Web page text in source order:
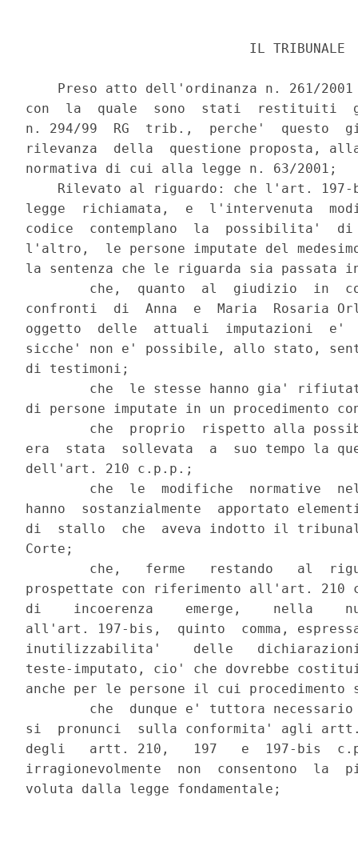
                            IL TRIBUNALE
Preso atto dell'ordinanza n. 261/
con  la  quale  sono  stati  restituiti
n. 294/99  RG  trib.,  perche'  questo
rilevanza  della  questione proposta,
normativa di cui alla legge n. 63/2001;
Rilevato al riguardo: che l'art.
legge  richiamata,  e  l'intervenuta
codice  contemplano  la  possibilita'
l'altro,  le persone imputate del
la sentenza che le riguarda sia passata
che,  quanto  al  giudizio  in
confronti  di  Anna  e  Maria  Rosaria
oggetto  delle  attuali  imputazioni  e'
sicche' non e' possibile, allo stato,
di testimoni;
che  le stesse hanno gia'
di persone imputate in un procedimento
che  proprio  rispetto alla
era  stata  sollevata  a  suo tempo la
dell'art. 210 c.p.p.;
che  le  modifiche  normative
hanno  sostanzialmente  apportato
di  stallo  che  aveva indotto il
Corte;
che,   ferme   restando   al
prospettate con riferimento all'art.
di    incoerenza    emerge,    nella
all'art. 197-bis,  quinto  comma,
inutilizzabilita'    delle
teste-imputato, cio' che dovrebbe
anche per le persone il cui procedimento
che  dunque e' tuttora
si  pronunci  sulla conformita' agli artt.
degli   artt. 210,   197   e  197-bis
irragionevolmente  non  consentono  la